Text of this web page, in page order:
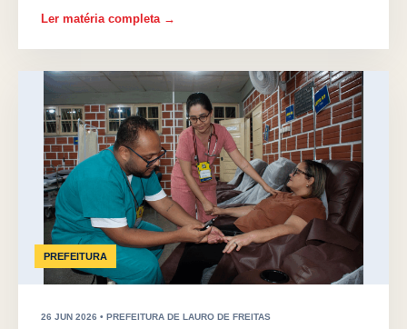
Ler matéria completa →
PREFEITURA
26 JUN 2026 • PREFEITURA DE LAURO DE FREITAS